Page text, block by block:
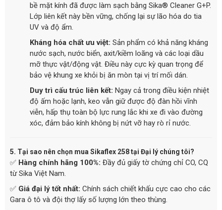
bề mặt kính đã được làm sạch bằng Sika® Cleaner G+P.
Lớp liên kết này bền vững, chống lại sự lão hóa do tia
UV và độ ẩm.
Kháng hóa chất ưu việt: Sản phẩm có khả năng kháng
nước sạch, nước biển, axit/kiềm loãng và các loại dầu
mỡ thực vật/động vật. Điều này cực kỳ quan trọng để
bảo vệ khung xe khỏi bị ăn mòn tại vị trí mối dán.
Duy trì cấu trúc liên kết: Ngay cả trong điều kiện nhiệt
độ ấm hoặc lạnh, keo vẫn giữ được độ đàn hồi vĩnh
viễn, hấp thụ toàn bộ lực rung lắc khi xe đi vào đường
xóc, đảm bảo kính không bị nứt vỡ hay rò rỉ nước.
5. Tại sao nên chọn mua Sikaflex 258 tại Đại lý chúng tôi?
✅ Hàng chính hãng 100%: Đầy đủ giấy tờ chứng chỉ CO, CQ
từ Sika Việt Nam.
✅ Giá đại lý tốt nhất: Chính sách chiết khấu cực cao cho các
Gara ô tô và đội thợ lấy số lượng lớn theo thùng.